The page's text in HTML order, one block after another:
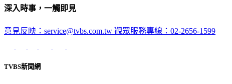
深入時事，一觸即見
意見反映：service@tvbs.com.tw 觀眾服務專線：02-2656-1599
TVBS新聞網